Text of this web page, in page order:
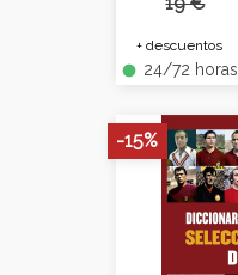
+ descuentos
fiber_manual_record 24/72 horas
-15%